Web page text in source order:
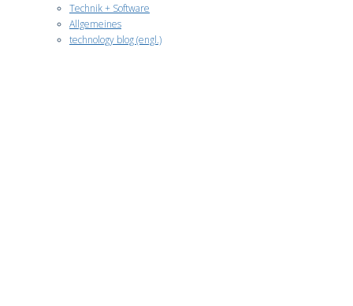
Technik + Software
Allgemeines
technology blog (engl.)